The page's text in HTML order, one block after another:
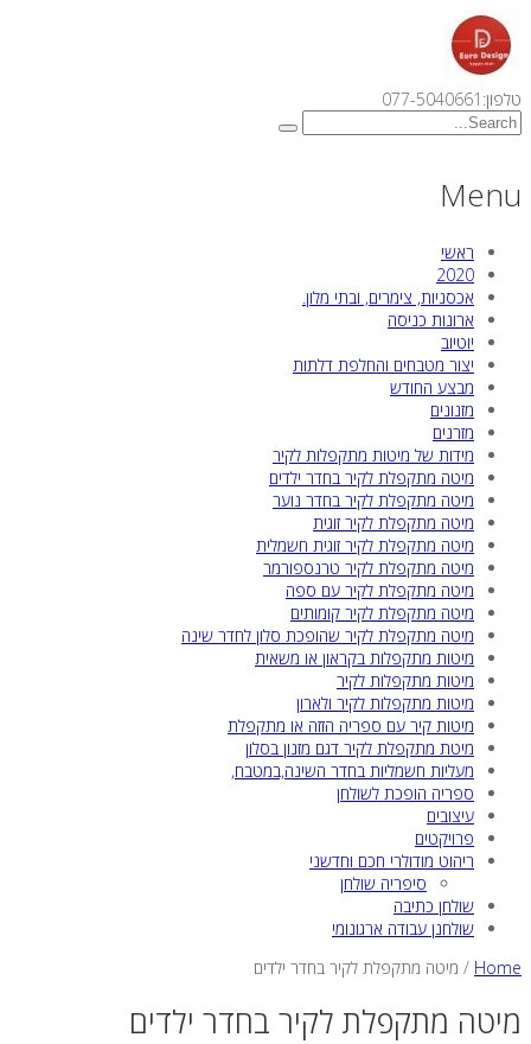
טלפון:077-5040661
Menu
ראשי
2020
אכסניות, צימרים, ובתי מלון.
ארונות כניסה
יוטיוב
יצור מטבחים והחלפת דלתות
מבצע החודש
מזנונים
מזרנים
מידות של מיטות מתקפלות לקיר
מיטה מתקפלת לקיר בחדר ילדים
מיטה מתקפלת לקיר בחדר נוער
מיטה מתקפלת לקיר זוגית
מיטה מתקפלת לקיר זוגית חשמלית
מיטה מתקפלת לקיר טרנספורמר
מיטה מתקפלת לקיר עם ספה
מיטה מתקפלת לקיר קומותים
מיטה מתקפלת לקיר שהופכת סלון לחדר שינה
מיטות מתקפלות בקראון או משאית
מיטות מתקפלות לקיר
מיטות מתקפלות לקיר ולארון
מיטות קיר עם ספריה הזזה או מתקפלת
מיטת מתקפלת לקיר דגם מזנון בסלון
מעליות חשמליות בחדר השינה,במטבח,
ספריה הופכת לשולחן
עיצובים
פרויקטים
ריהוט מודולרי חכם וחדשני
סיפריה שולחן
שולחן כתיבה
שולחנן עבודה ארגונומי
Home
/ מיטה מתקפלת לקיר בחדר ילדים
מיטה מתקפלת לקיר בחדר ילדים